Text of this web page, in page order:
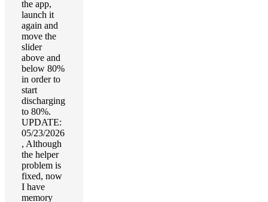
the app,
launch it
again and
move the
slider
above and
below 80%
in order to
start
discharging
to 80%.
UPDATE:
05/23/2026
, Although
the helper
problem is
fixed, now
I have
memory